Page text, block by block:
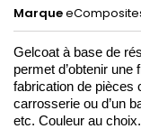
Marque
Gelcoat à base de
permet d’obtenir une
fabrication de pièces
carrosserie ou d’un
etc. Couleur au choix.